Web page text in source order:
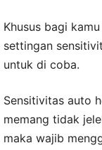
Khusus bagi
settingan
untuk di coba.
Sensitivitas auto
memang tidak
maka wajib